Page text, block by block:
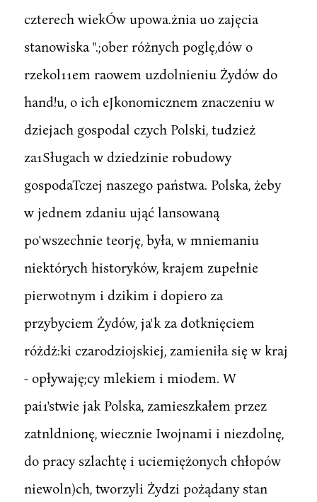
czterech wiekÓw upowa.żnia uo zajęcia
stanowiska ".;ober różnych poglę,dów o
rzekol11em raowem uzdolnieniu Żydów do
hand!u, o ich eJkonomicznem znaczeniu w
dziejach gospodal czych Polski, tudzież
za1Sługach w dziedzinie robudowy
gospodaTczej naszego państwa. Polska, żeby
w jednem zdaniu ująć lansowaną
po'wszechnie teorję, była, w mniemaniu
niektórych historyków, krajem zupełnie
pierwotnym i dzikim i dopiero za
przybyciem Żydów, ja'k za dotknięciem
różdż:ki czarodziojskiej, zamieniła się w kraj
- opływaję;cy mlekiem i miodem. W
pai1'stwie jak Polska, zamieszkałem przez
zatnldnionę, wiecznie Iwojnami i niezdolnę,
do pracy szlachtę i uciemiężonych chłopów
niewoln)ch, tworzyli Żydzi pożądany stan